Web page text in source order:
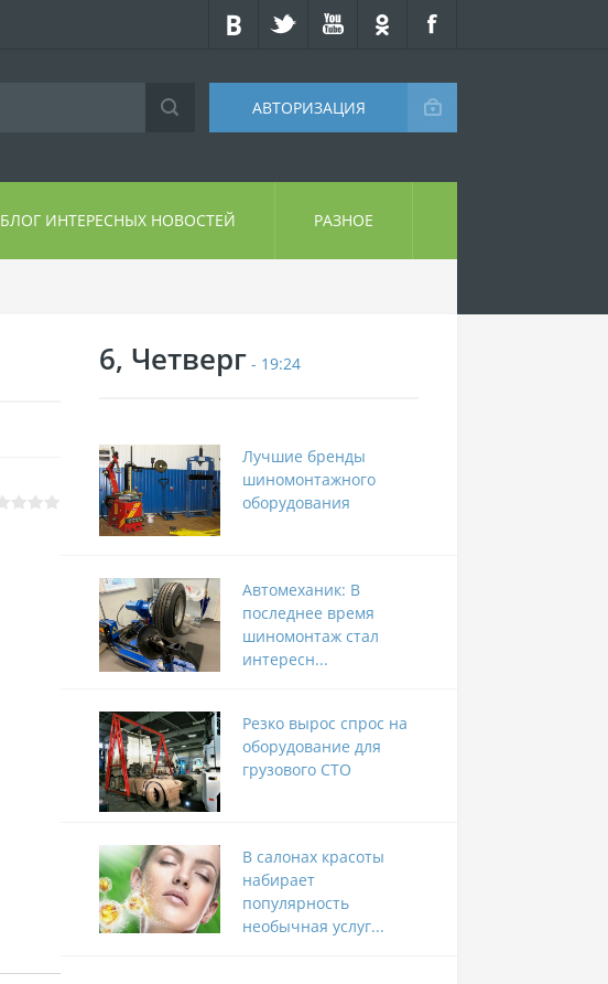
АВТОРИЗАЦИЯ
БЛОГ ИНТЕРЕСНЫХ НОВОСТЕЙ РАЗНОЕ
6, Четверг - 19:24
Лучшие бренды
шиномонтажного
оборудования
Автомеханик: В
последнее время
шиномонтаж стал
интересн...
Резко вырос спрос на
оборудование для
грузового СТО
В салонах красоты
набирает
популярность
необычная услуг...